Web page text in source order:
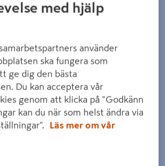
med hjälp
använder
ska fungera som
ge dig den bästa
Du kan acceptera vår
genom att klicka på "Godkänn
kan du när som helst ändra via
Läs mer om vår